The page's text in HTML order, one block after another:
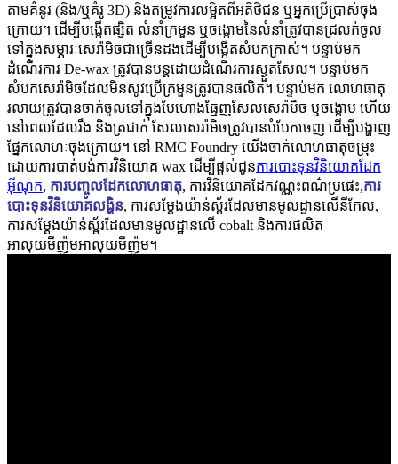
តាមគំនូរ (និង/ឬគំរូ 3D) និងតម្រូវការលម្អិតពីអតិថិជន ឬអ្នកប្រើប្រាស់ចុង
ក្រោយ។ ដើម្បីបង្កើតផ្សិត លំនាំក្រមួន ឬចង្កោមនៃលំនាំត្រូវបានជ្រលក់ចូល
ទៅក្នុងសម្ភារៈសេរ៉ាមិចជាច្រើនដងដើម្បីបង្កើតសំបកក្រាស់។ បន្ទាប់មក
ដំណើរការ De-wax ត្រូវបានបន្តដោយដំណើរការស្ងួតសែល។ បន្ទាប់មក
សំបកសេរ៉ាមិចដែលមិនសូវប្រើក្រមួនត្រូវបានផលិត។ បន្ទាប់មក លោហធាតុ
រលាយត្រូវបានចាក់ចូលទៅក្នុងបែហោងធ្មែញសែលសេរ៉ាមិច ឬចង្កោម ហើយ
នៅពេលដែលរឹង និងត្រជាក់ សែលសេរ៉ាមិចត្រូវបានបំបែកចេញ ដើម្បីបង្ហាញ
ផ្នែកលោហៈចុងក្រោយ។ នៅ RMC Foundry យើងចាក់លោហធាតុចម្រុះ
ដោយការបាត់បង់ការវិនិយោគ wax ដើម្បីផ្តល់ជូនការបោះទុនវិនិយោគដែក
អ៊ីណុក, ការបញ្ចូលដែកលោហធាតុ, ការវិនិយោគដែកវណ្ណះពណ៌ប្រផេះ,ការ
បោះទុនវិនិយោគលង្ហិន, ការសម្ដែងយ៉ាន់ស្ព័រដែលមានមូលដ្ឋានលើនីកែល,
ការសម្ដែងយ៉ាន់ស្ព័រដែលមានមូលដ្ឋានលើ cobalt និងការផលិត
អាលុយមីញ៉ូមអាលុយមីញ៉ូម។